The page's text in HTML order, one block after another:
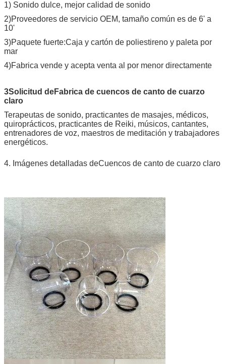
1) Sonido dulce, mejor calidad de sonido
2)Proveedores de servicio OEM, tamaño común es de 6' a
10'
3)Paquete fuerte:Caja y cartón de poliestireno y paleta por
mar
4)Fabrica vende y acepta venta al por menor directamente
3Solicitud deFabrica de cuencos de canto de cuarzo
claro
Terapeutas de sonido, practicantes de masajes, médicos,
quiroprácticos, practicantes de Reiki, músicos, cantantes,
entrenadores de voz, maestros de meditación y trabajadores
energéticos.
4. Imágenes detalladas deCuencos de canto de cuarzo claro